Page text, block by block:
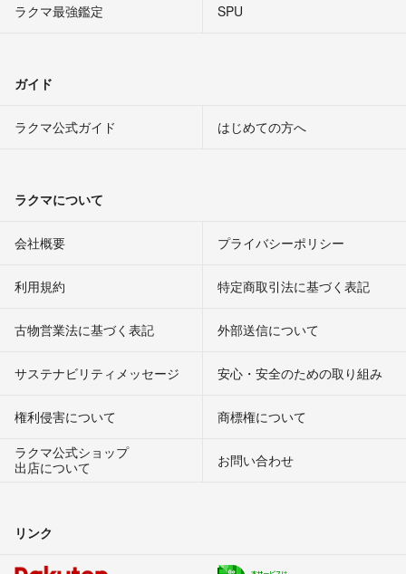
ラクマ最強鑑定
SPU
ガイド
ラクマ公式ガイド はじめての方へ
ラクマについて
会社概要 プライバシーポリシー
利用規約 特定商取引法に基づく表記
古物営業法に基づく表記 外部送信について
サステナビリティメッセージ 安心・安全のための取り組み
権利侵害について
商標権について
ラクマ公式ショップ
出店について
お問い合わせ
リンク